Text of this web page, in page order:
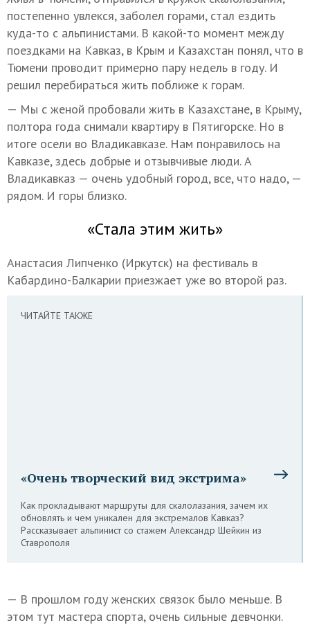
постепенно увлекся, заболел горами, стал ездить
куда-то с альпинистами. В какой-то момент между
поездками на Кавказ, в Крым и Казахстан понял, что в
Тюмени проводит примерно пару недель в году. И
решил перебираться жить поближе к горам.
— Мы с женой пробовали жить в Казахстане, в Крыму,
полтора года снимали квартиру в Пятигорске. Но в
итоге осели во Владикавказе. Нам понравилось на
Кавказе, здесь добрые и отзывчивые люди. А
Владикавказ — очень удобный город, все, что надо, —
рядом. И горы близко.
«Стала этим жить»
Анастасия Липченко (Иркутск) на фестиваль в
Кабардино-Балкарии приезжает уже во второй раз.
ЧИТАЙТЕ ТАКЖЕ
«Очень творческий вид экстрима»
Как прокладывают маршруты для скалолазания, зачем их
обновлять и чем уникален для экстремалов Кавказ?
Рассказывает альпинист со стажем Александр Шейкин из
Ставрополя
— В прошлом году женских связок было меньше. В
этом тут мастера спорта, очень сильные девчонки.